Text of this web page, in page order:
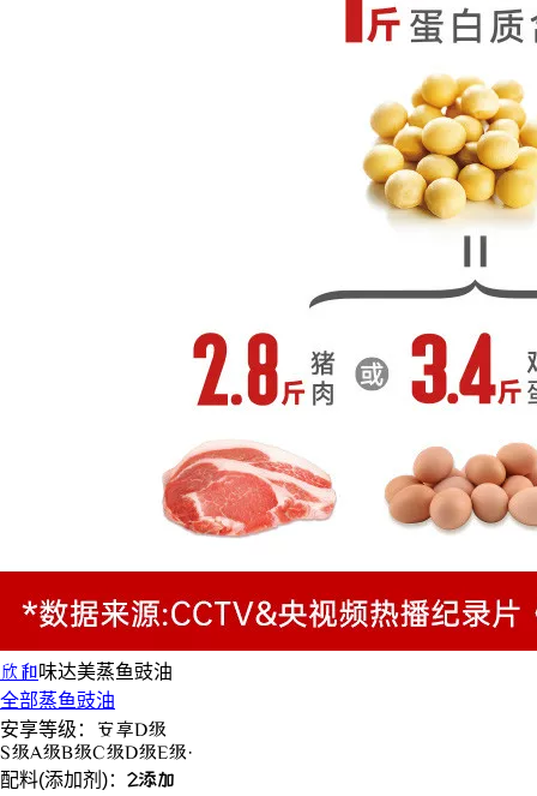
欣和味达美蒸鱼豉油
全部蒸鱼豉油
安享等级：
安享D级
S级A级B级C级D级E级·
配料(添加剂)： 2添加